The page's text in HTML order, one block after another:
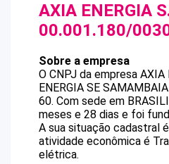
AXIA ENERGIA
00.001.180/
Sobre a empresa
O CNPJ da empresa AXIA
ENERGIA SE SAMAMBAIA
60. Com sede em
meses e 28 dias e foi
A sua situação cadastral é
atividade econômica é
elétrica.